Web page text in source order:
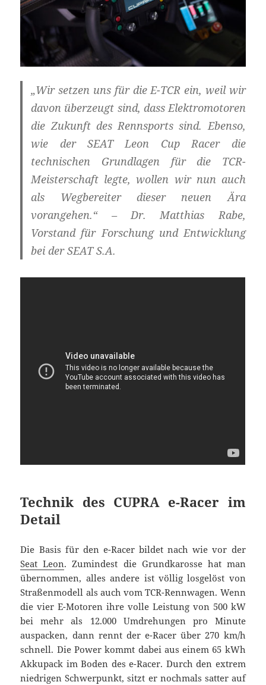
„Wir setzen uns für die E-TCR ein, weil wir
davon überzeugt sind, dass Elektromotoren
die Zukunft des Rennsports sind. Ebenso,
wie der SEAT Leon Cup Racer die
technischen Grundlagen für die TCR-
Meisterschaft legte, wollen wir nun auch
als Wegbereiter dieser neuen Ära
vorangehen.“ – Dr. Matthias Rabe,
Vorstand für Forschung und Entwicklung
bei der SEAT S.A.
Technik des CUPRA e-Racer im
Detail
Die Basis für den e-Racer bildet nach wie vor der
Seat Leon. Zumindest die Grundkarosse hat man
übernommen, alles andere ist völlig losgelöst von
Straßenmodell als auch vom TCR-Rennwagen. Wenn
die vier E-Motoren ihre volle Leistung von 500 kW
bei mehr als 12.000 Umdrehungen pro Minute
auspacken, dann rennt der e-Racer über 270 km/h
schnell. Die Power kommt dabei aus einem 65 kWh
Akkupack im Boden des e-Racer. Durch den extrem
niedrigen Schwerpunkt, sitzt er nochmals satter auf